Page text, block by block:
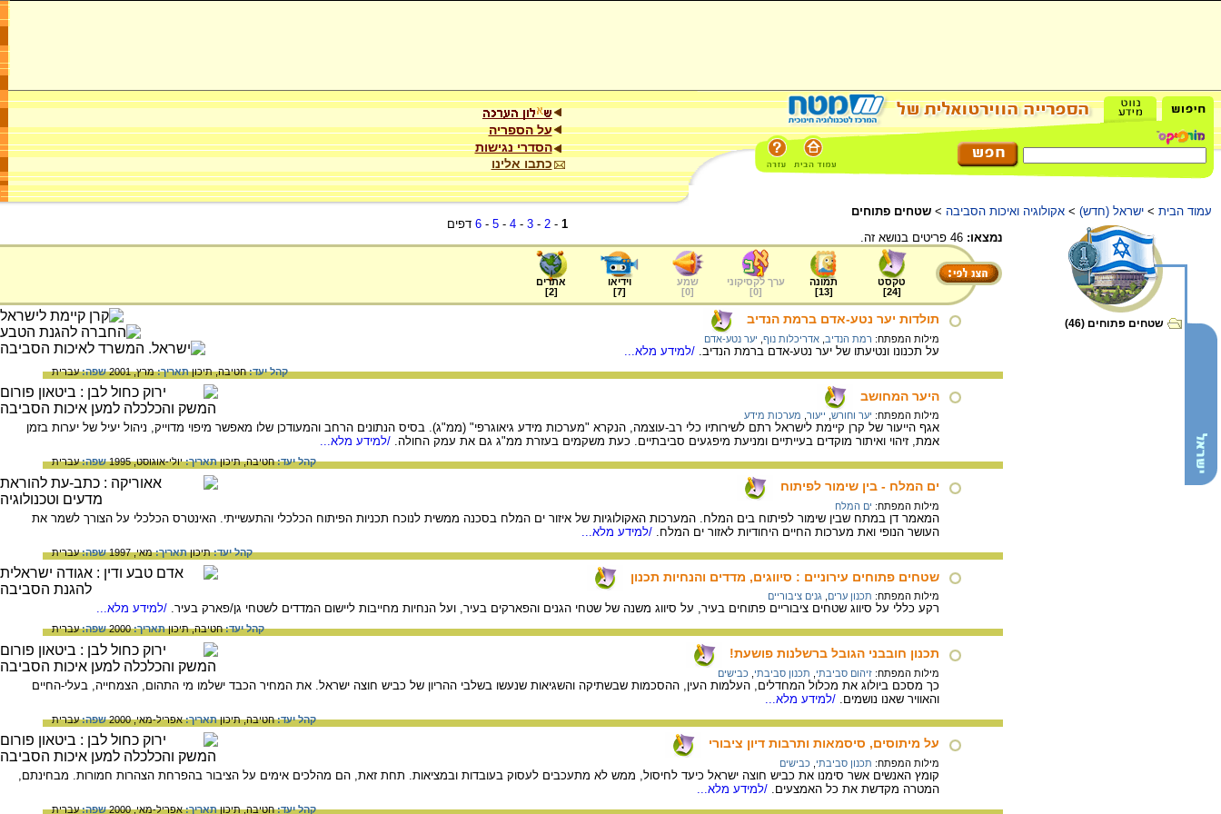
על הספריה
הסדרי נגישות
כתבו אלינו
עמוד הבית > ישראל (חדש) > אקולוגיה ואיכות הסביבה > שטחים פתוחים
שטחים פתוחים (46)
1
-
2
-
3
-
4
-
5
-
6 דפים
נמצאו:
טקסט
[
24
]
תמונה
[
13
]
ערך לקסיקוני
[
0
]
שמע
[
0
]
וידיאו
[
7
]
אתרים
[
2
]
תולדות יער נטע-אדם ברמת הנדיב
מילות המפתח: רמת הנדיב אדריכלות נוף יער נטע-אדם
על תכנונו ונטיעתו של יער נטע-אדם ברמת הנדיב. /למידע מלא...
קהל יעד:חטיבה,תיכוןתאריך:מרץ, 2001 שפה:עברית
היער המחושב
מילות המפתח: יער וחורש ייעור מערכות מידע
אגף הייעור של קרן קיימת לישראל רתם לשירותיו כלי רב-עוצמה, הנקרא "מערכות מידע גיאוגרפי" (ממ"ג). בסיס הנתונים הרחב והמעודכן שלו מאפשר מיפוי מדוייק, ניהול יעיל של יערות בזמן
אמת, זיהוי ואיתור מוקדים בעייתיים ומניעת מיפגעים סביבתיים. כעת משקמים בעזרת ממ"ג גם את עמק החולה. /למידע מלא...
קהל יעד:חטיבה,תיכוןתאריך:יולי-אוגוסט, 1995 שפה:עברית
ים המלח - בין שימור לפיתוח
מילות המפתח: ים המלח
המאמר דן במתח שבין שימור לפיתוח בים המלח. המערכות האקולוגיות של איזור ים המלח בסכנה ממשית לנוכח תכניות הפיתוח הכלכלי והתעשייתי. האינטרס הכלכלי על הצורך לשמר את
העושר הנופי ואת מערכות החיים היחודיות לאזור ים המלח. /למידע מלא...
קהל יעד:תיכוןתאריך:מאי, 1997 שפה:עברית
שטחים פתוחים עירוניים : סיווגים, מדדים והנחיות תכנון
מילות המפתח: תכנון ערים גנים ציבוריים
רקע כללי על סיווג שטחים ציבוריים פתוחים בעיר, על סיווג משנה של שטחי הגנים והפארקים בעיר, ועל הנחיות מחייבות ליישום המדדים לשטחי גן/פארק בעיר. /למידע מלא...
קהל יעד:חטיבה,תיכוןתאריך:2000 שפה:עברית
תכנון חובבני הגובל ברשלנות פושעת!
מילות המפתח: זיהום סביבתי תכנון סביבתי כבישים
כך מסכם ביולוג את מכלול המחדלים, העלמות העין, ההסכמות שבשתיקה והשגיאות שנעשו בשלבי ההריון של כביש חוצה ישראל. את המחיר הכבד ישלמו מי התהום, הצמחייה, בעלי-החיים
והאוויר שאנו נושמים. /למידע מלא...
קהל יעד:חטיבה,תיכוןתאריך:אפריל-מאי, 2000 שפה:עברית
על מיתוסים, סיסמאות ותרבות דיון ציבורי
מילות המפתח: תכנון סביבתי כבישים
קומץ האנשים אשר סימנו את כביש חוצה ישראל כיעד לחיסול, ממש לא מתעכבים לעסוק בעובדות ובמציאות. תחת זאת, הם מהלכים אימים על הציבור בהפרחת הצהרות חמורות. מבחינתם,
המטרה מקדשת את כל האמצעים. /למידע מלא...
קהל יעד:חטיבה,תיכוןתאריך:אפריל-מאי, 2000 שפה:עברית